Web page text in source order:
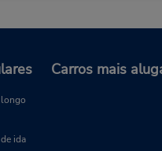
ida
Carros mais